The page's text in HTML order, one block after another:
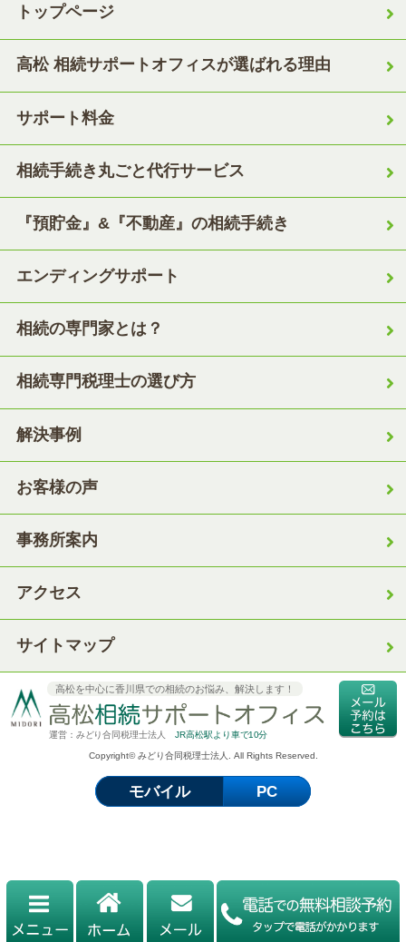
トップページ
高松 相続サポートオフィスが選ばれる理由
サポート料金
相続手続き丸ごと代行サービス
『預貯金』&『不動産』の相続手続き
エンディングサポート
相続の専門家とは？
相続専門税理士の選び方
解決事例
お客様の声
事務所案内
アクセス
サイトマップ
高松を中心に香川県での相続のお悩み、解決します！
運営：みどり合同税理士法人 JR高松駅より車で10分
Copyright© みどり合同税理士法人. All Rights Reserved.
モバイル PC